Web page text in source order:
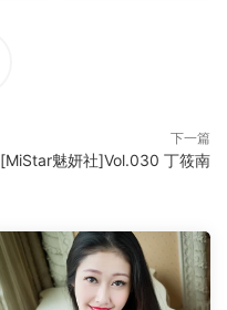
下一篇
[MiStar魅妍社]Vol.030 丁筱南